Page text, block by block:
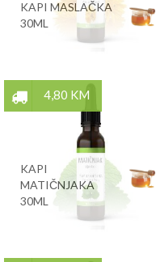
KAPI MASLAČKA
30ML
4,80 KM
KAPI
MATIČNJAKA
30ML